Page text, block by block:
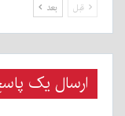
قبل بعد
ارسال یک